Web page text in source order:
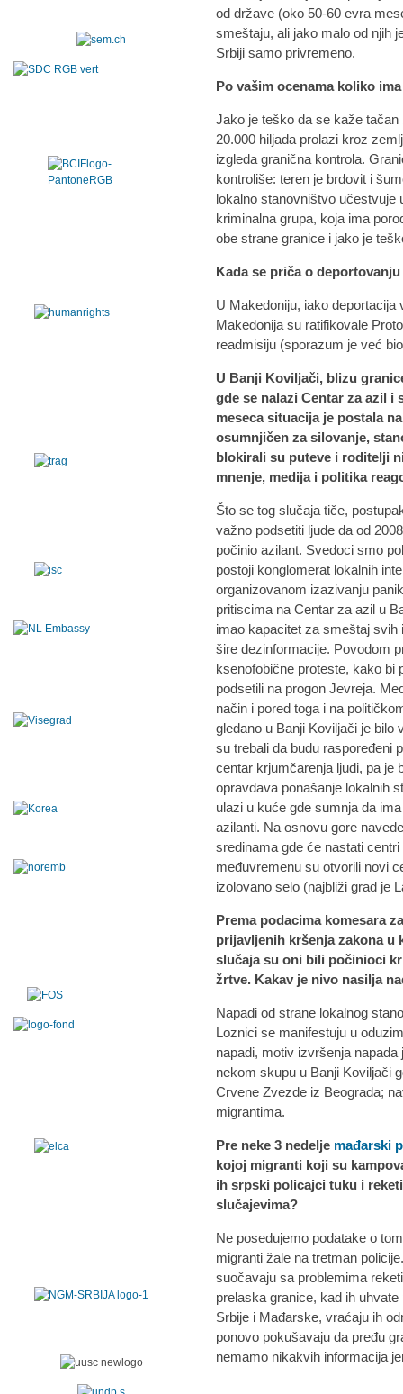
od države (oko 50-60 evra
smeštaju, ali jako malo od njih
Srbiji samo privremeno.
Po vašim ocenama koliko
Jako je teško da se kaže
20.000 hiljada prolazi kroz
izgleda granična kontrola.
kontroliše: teren je brdovit i
lokalno stanovništvo učestvuje
kriminalna grupa, koja ima
obe strane granice i jako je
Kada se priča o
U Makedoniju, iako
Makedonija su ratifikovale
readmisiju (sporazum je već
U Banji Koviljači, blizu
gde se nalazi Centar za azil i
meseca situacija je postala
osumnjičen za silovanje,
blokirali su puteve i roditelji
mnenje, medija i politika
Što se tog slučaja tiče,
važno podsetiti ljude da od
počinio azilant. Svedoci smo
postoji konglomerat lokalnih
organizovanom izazivanju
pritiscima na Centar za azil u
imao kapacitet za smeštaj svih
šire dezinformacije. Povodom
ksenofobične proteste, kako bi
podsetili na progon Jevreja.
način i pored toga i na
gledano u Banji Koviljači je bilo
su trebali da budu raspoređeni
centar krjumčarenja ljudi, pa je
opravdava ponašanje lokalnih
ulazi u kuće gde sumnja da
azilanti. Na osnovu gore
sredinama gde će nastati
međuvremenu su otvorili novi
izolovano selo (najbliži grad je
Prema podacima komesara
prijavljenih kršenja zakona u
slučaja su oni bili počinioci
žrtve. Kakav je nivo nasilja
Napadi od strane lokalnog
Loznici se manifestuju u
napadi, motiv izvršenja
nekom skupu u Banji Koviljači
Crvene Zvezde iz Beograda;
migrantima.
Pre neke 3 nedelje mađarski
kojoj migranti koji su
ih srpski policajci tuku i
slučajevima?
Ne posedujemo podatake o
migranti žale na tretman
suočavaju sa problemima
prelaska granice, kad ih
Srbije i Mađarske, vraćaju ih
ponovo pokušavaju da pređu
nemamo nikakvih informacija